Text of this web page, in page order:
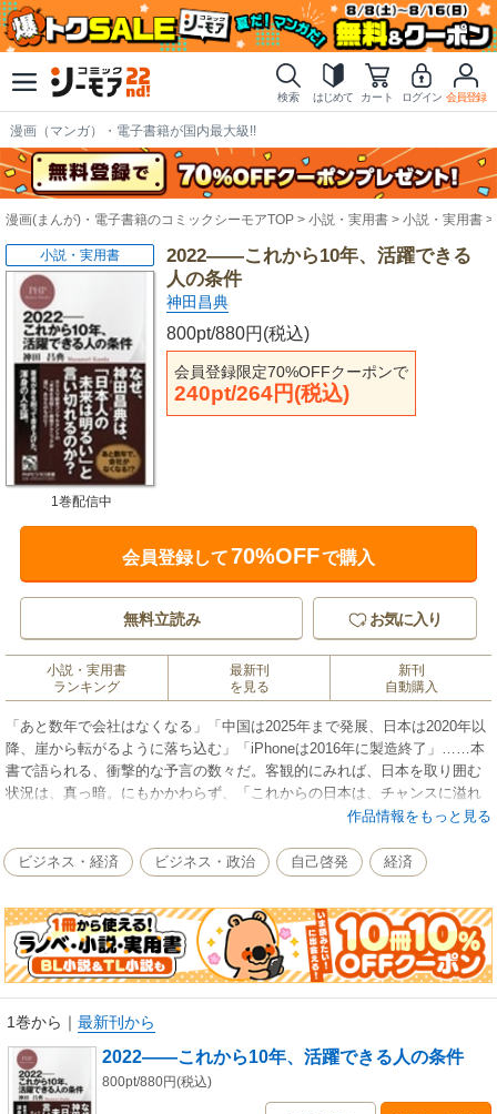
検索 はじめて カート ログイン 会員登録
漫画（マンガ）・電子書籍が国内最大級!!
漫画(まんが)・電子書籍のコミックシーモアTOP 小説・実用書 小説・実用書
2022――これから10年、活躍できる
人の条件
神田昌典
800pt/880円(税込)
会員登録限定70%OFFクーポンで
240pt/264円(税込)
小説・実用書
1巻配信中
会員登録して70%OFFで購入
無料立読み お気に入り
小説・実用書
ランキング
最新刊
を見る
新刊
自動購入
「あと数年で会社はなくなる」「中国は2025年まで発展、日本は2020年以
降、崖から転がるように落ち込む」「iPhoneは2016年に製造終了」……本
書で語られる、衝撃的な予言の数々だ。客観的にみれば、日本を取り囲む
状況は、真っ暗。にもかかわらず、「これからの日本は、チャンスに溢れ
ている」と著者は言い切る。しかし、それは「今希望を描き、行動を起こ
れから10年、活躍できるか、後悔する人生を送るかのターニングポイント
なのだ。「これからの10年はどうなる？」「日本人だけがつかめるチャン
代の役割とは？」……答えはすべて、本書の中にある！カリスマ経営コン
サルタント・神田昌典が満を持して送る渾身の人生論、ついに完成。
作品情報をもっと見る
ビジネス・経済 ビジネス・政治 自己啓発 経済
1巻から ｜ 最新刊から
2022――これから10年、活躍できる人の条件
800pt/880円(税込)